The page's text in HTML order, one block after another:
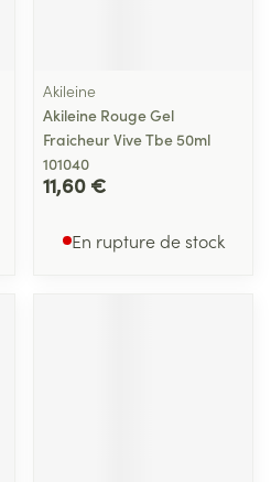
Akileine
Akileine Rouge Gel
Fraicheur Vive Tbe 50ml
101040
11,60 €
En rupture de stock